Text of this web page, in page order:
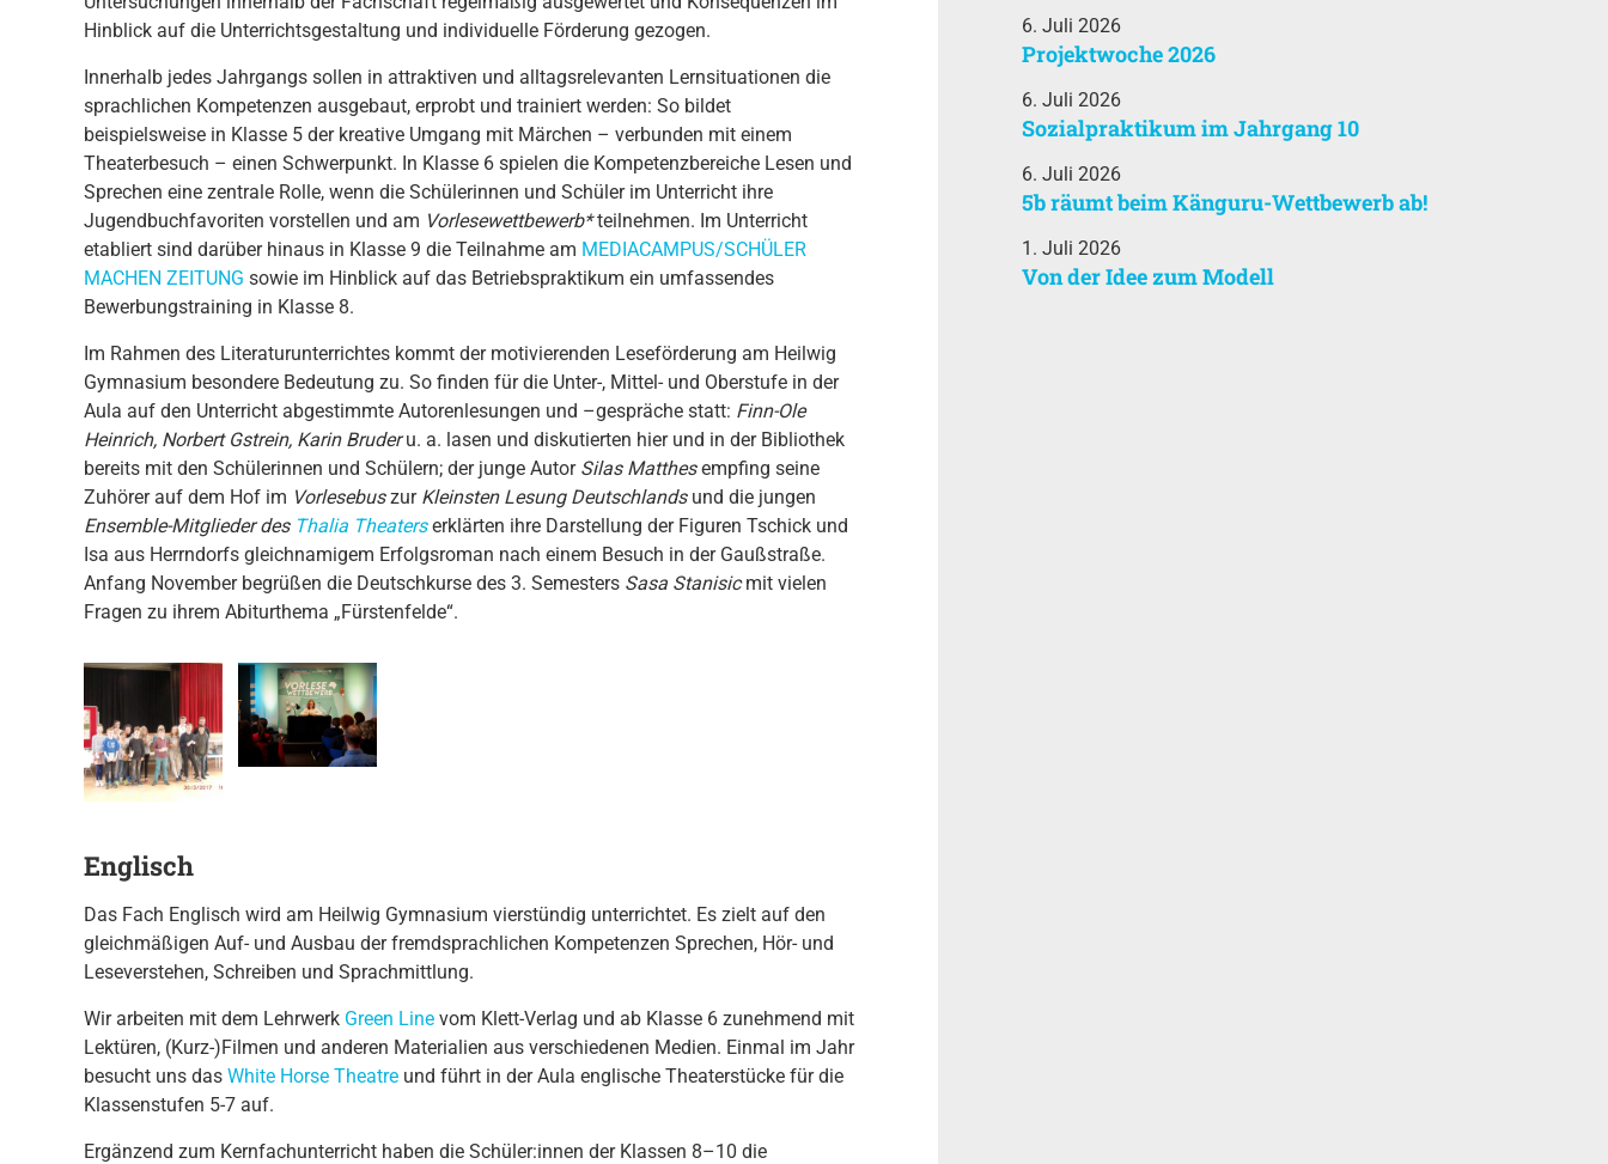
Hinblick auf die Unterrichtsgestaltung und individuelle Förderung gezogen.
Innerhalb jedes Jahrgangs sollen in attraktiven und alltagsrelevanten Lernsituationen die
sprachlichen Kompetenzen ausgebaut, erprobt und trainiert werden: So bildet
beispielsweise in Klasse 5 der kreative Umgang mit Märchen – verbunden mit einem
Theaterbesuch – einen Schwerpunkt. In Klasse 6 spielen die Kompetenzbereiche Lesen und
Sprechen eine zentrale Rolle, wenn die Schülerinnen und Schüler im Unterricht ihre
Jugendbuchfavoriten vorstellen und am Vorlesewettbewerb*teilnehmen. Im Unterricht
etabliert sind darüber hinaus in Klasse 9 die Teilnahme am MEDIACAMPUS/SCHÜLER
MACHEN ZEITUNG sowie im Hinblick auf das Betriebspraktikum ein umfassendes
Bewerbungstraining in Klasse 8.
Im Rahmen des Literaturunterrichtes kommt der motivierenden Leseförderung am Heilwig
Gymnasium besondere Bedeutung zu. So finden für die Unter-, Mittel- und Oberstufe in der
Aula auf den Unterricht abgestimmte Autorenlesungen und –gespräche statt: Finn-Ole
Heinrich, Norbert Gstrein, Karin Bruderu. a. lasen und diskutierten hier und in der Bibliothek
bereits mit den Schülerinnen und Schülern; der junge Autor Silas Matthesempfing seine
Zuhörer auf dem Hof im Vorlesebuszur Kleinsten Lesung Deutschlands und die jungen
Ensemble-Mitglieder des Thalia Theaterserklärten ihre Darstellung der Figuren Tschick und
Isa aus Herrndorfs gleichnamigem Erfolgsroman nach einem Besuch in der Gaußstraße.
Anfang November begrüßen die Deutschkurse des 3. Semesters Sasa Stanisicmit vielen
Fragen zu ihrem Abiturthema „Fürstenfelde“.
Englisch
Das Fach Englisch wird am Heilwig Gymnasium vierstündig unterrichtet. Es zielt auf den
gleichmäßigen Auf- und Ausbau der fremdsprachlichen Kompetenzen Sprechen, Hör- und
Leseverstehen, Schreiben und Sprachmittlung.
Wir arbeiten mit dem Lehrwerk Green Line vom Klett-Verlag und ab Klasse 6 zunehmend mit
Lektüren, (Kurz-)Filmen und anderen Materialien aus verschiedenen Medien. Einmal im Jahr
besucht uns das White Horse Theatre und führt in der Aula englische Theaterstücke für die
Klassenstufen 5-7 auf.
Ergänzend zum Kernfachunterricht haben die Schüler:innen der Klassen 8–10 die
6. Juli 2026
Projektwoche 2026
6. Juli 2026
Sozialpraktikum im Jahrgang 10
6. Juli 2026
5b räumt beim Känguru-Wettbewerb ab!
1. Juli 2026
Von der Idee zum Modell